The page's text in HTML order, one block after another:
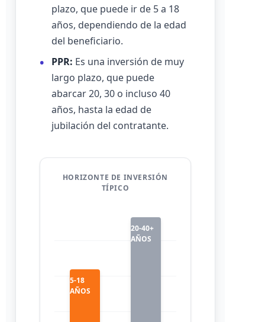
plazo, que puede ir de 5 a 18
años, dependiendo de la edad
del beneficiario.
PPR: Es una inversión de muy
largo plazo, que puede
abarcar 20, 30 o incluso 40
años, hasta la edad de
jubilación del contratante.
HORIZONTE DE INVERSIÓN
TÍPICO
5-18
AÑOS
20-40+
AÑOS